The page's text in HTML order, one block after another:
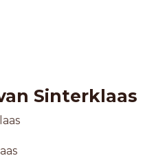
Sinterklaas